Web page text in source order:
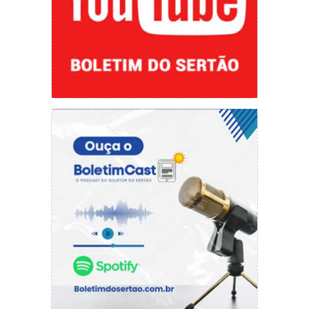
oportunidade clara e mandou para o alto.
Gustavo Henrique, novidade no time titular,
desviou, salvando a pele de Arão, que errou na
saída de jogo. Aos 22 foi a vez de Maidana
cabecear para Marcão, também de cabeça,
assustar. Patric ainda chegou no fim. O chute,
porém…
O Flamengo sentia claramente a ausência de
seus articuladores. Éverton Ribeiro está na
seleção brasileira, e Arrascaeta, com o Uruguai.
Diego teve a incumbência de levar o time ao
ataque. Ganhou a faixa de capitão para erguer
seu moral. Mas, sozinho, teve dificuldades. Até
tentou cavar um pênalti, mas não “enganou” a
arbitragem.